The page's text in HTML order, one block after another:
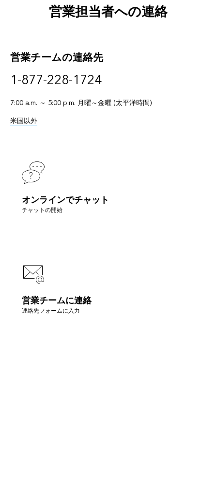
営業担当者への連絡
営業チームの連絡先
1-877-228-1724
7:00 a.m. ～ 5:00 p.m. 月曜～金曜 (太平洋時間)
米国以外
オンラインでチャット
チャットの開始
営業チームに連絡
連絡先フォームに入力